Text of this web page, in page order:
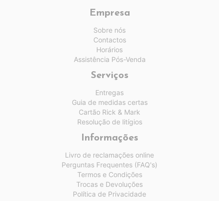
Empresa
Sobre nós
Contactos
Horários
Assistência Pós-Venda
Serviços
Entregas
Guia de medidas certas
Cartão Rick & Mark
Resolução de litígios
Informações
Livro de reclamações online
Perguntas Frequentes (FAQ's)
Termos e Condições
Trocas e Devoluções
Política de Privacidade